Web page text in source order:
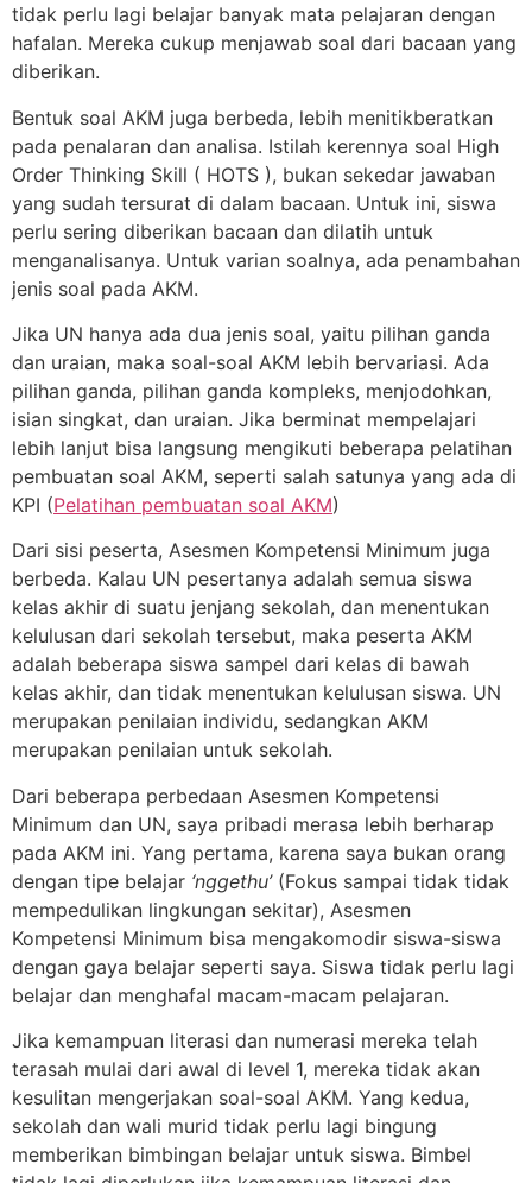
tidak perlu lagi belajar banyak mata pelajaran dengan
hafalan. Mereka cukup menjawab soal dari bacaan yang
diberikan.
Bentuk soal AKM juga berbeda, lebih menitikberatkan
pada penalaran dan analisa. Istilah kerennya soal High
Order Thinking Skill ( HOTS ), bukan sekedar jawaban
yang sudah tersurat di dalam bacaan. Untuk ini, siswa
perlu sering diberikan bacaan dan dilatih untuk
menganalisanya. Untuk varian soalnya, ada penambahan
jenis soal pada AKM.
Jika UN hanya ada dua jenis soal, yaitu pilihan ganda
dan uraian, maka soal-soal AKM lebih bervariasi. Ada
pilihan ganda, pilihan ganda kompleks, menjodohkan,
isian singkat, dan uraian. Jika berminat mempelajari
lebih lanjut bisa langsung mengikuti beberapa pelatihan
pembuatan soal AKM, seperti salah satunya yang ada di
KPI (Pelatihan pembuatan soal AKM)
Dari sisi peserta, Asesmen Kompetensi Minimum juga
berbeda. Kalau UN pesertanya adalah semua siswa
kelas akhir di suatu jenjang sekolah, dan menentukan
kelulusan dari sekolah tersebut, maka peserta AKM
adalah beberapa siswa sampel dari kelas di bawah
kelas akhir, dan tidak menentukan kelulusan siswa. UN
merupakan penilaian individu, sedangkan AKM
merupakan penilaian untuk sekolah.
Dari beberapa perbedaan Asesmen Kompetensi
Minimum dan UN, saya pribadi merasa lebih berharap
pada AKM ini. Yang pertama, karena saya bukan orang
dengan tipe belajar ‘nggethu’(Fokus sampai tidak tidak
mempedulikan lingkungan sekitar), Asesmen
Kompetensi Minimum bisa mengakomodir siswa-siswa
dengan gaya belajar seperti saya. Siswa tidak perlu lagi
belajar dan menghafal macam-macam pelajaran.
Jika kemampuan literasi dan numerasi mereka telah
terasah mulai dari awal di level 1, mereka tidak akan
kesulitan mengerjakan soal-soal AKM. Yang kedua,
sekolah dan wali murid tidak perlu lagi bingung
memberikan bimbingan belajar untuk siswa. Bimbel